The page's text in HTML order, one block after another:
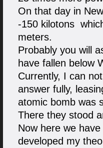
On that day in
-150 kilotons
meters.
Probably you will
have fallen below
Currently, I can
answer fully,
atomic bomb was
There they stood
Now here we
developed my